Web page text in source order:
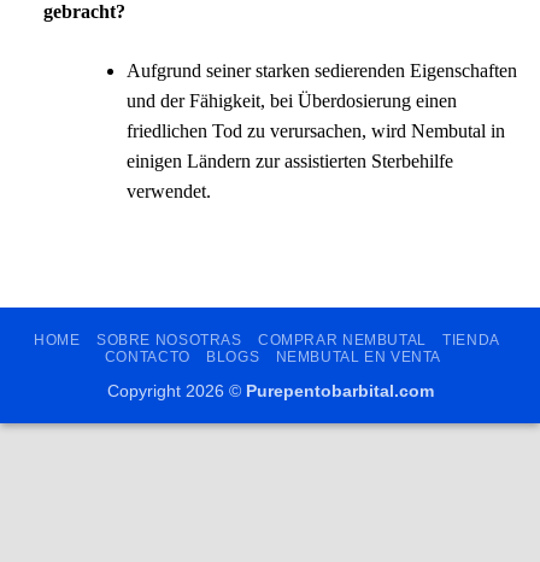
gebracht?
Aufgrund seiner starken sedierenden Eigenschaften
und der Fähigkeit, bei Überdosierung einen
friedlichen Tod zu verursachen, wird Nembutal in
einigen Ländern zur assistierten Sterbehilfe
verwendet.
HOME SOBRE NOSOTRAS COMPRAR NEMBUTAL
TIENDA
CONTACTO
BLOGS NEMBUTAL EN VENTA
Copyright 2026 © Purepentobarbital.com